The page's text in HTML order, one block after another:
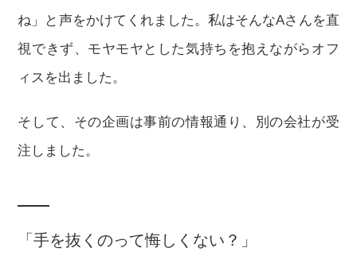
ね」と声をかけてくれました。私はそんなAさんを直
視できず、モヤモヤとした気持ちを抱えながらオフ
ィスを出ました。
そして、その企画は事前の情報通り、別の会社が受
注しました。
「手を抜くのって悔しくない？」